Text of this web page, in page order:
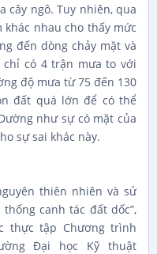
ngô. Tuy nhiên, qua
nhau cho thấy mức
đến dòng chảy mặt và
có 4 trận mưa to với
độ mưa từ 75 đến 130
đất quá lớn để có thể
như sự có mặt của
sự sai khác này.
thiên nhiên và sử
canh tác đất dốc”,
thực tập Chương trình
Đại học Kỹ thuật